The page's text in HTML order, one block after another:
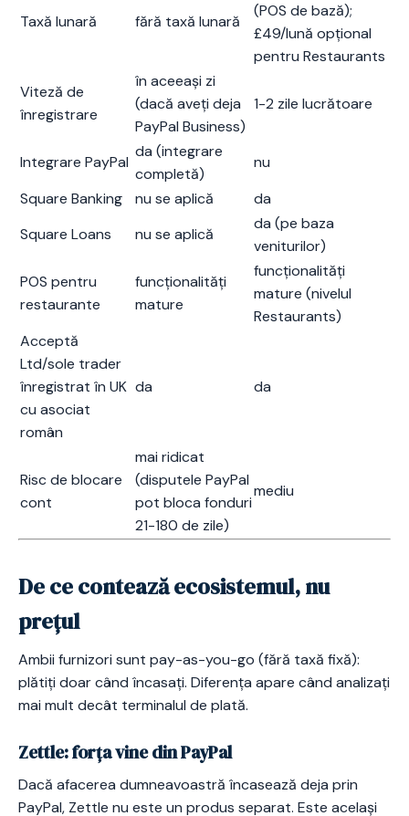
Taxă lunară fără taxă lunară
(POS de bază);
£49/lună opțional
pentru Restaurants
Viteză de
înregistrare
în aceeași zi
(dacă aveți deja
PayPal Business)
1-2 zile lucrătoare
Integrare PayPal
da (integrare
completă)
nu
Square Banking
nu se aplică
da
Square Loans
nu se aplică
da (pe baza
veniturilor)
POS pentru
restaurante
funcționalități
mature
funcționalități
mature (nivelul
Restaurants)
Acceptă
Ltd/sole trader
înregistrat în UK
cu asociat
român
da da
Risc de blocare
cont
mai ridicat
(disputele PayPal
pot bloca fonduri
21-180 de zile)
mediu
De ce contează ecosistemul, nu
prețul
Ambii furnizori sunt pay-as-you-go (fără taxă fixă):
plătiți doar când încasați. Diferența apare când analizați
mai mult decât terminalul de plată.
Zettle: forța vine din PayPal
Dacă afacerea dumneavoastră încasează deja prin
PayPal, Zettle nu este un produs separat. Este același